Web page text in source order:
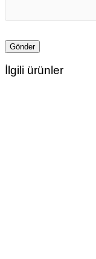
İlgili ürünler